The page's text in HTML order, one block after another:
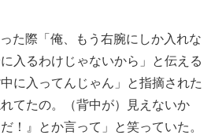
た際「俺、もう右腕にしか入れな
入るわけじゃないから」と伝える
に入ってんじゃん」と指摘された
てたの。（背中が）見えないか
！』とか言って」と笑っていた。